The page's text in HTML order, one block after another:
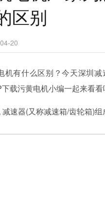
区别
20
机有什么区别？今天深圳
载污黄电机小编一起来看
速器(又称减速箱/齿轮箱)组